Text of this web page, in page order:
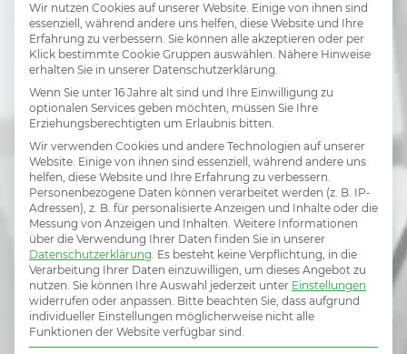
Kein
passender
Job dabei?
Hier initiativ bewerben und damit Teil des MiV
Talent Netzwerks werden.
Wir nutzen Cookies auf unserer Website. Einige von ihnen sind
essenziell, während andere uns helfen, diese Website und Ihre
Erfahrung zu verbessern. Sie können alle akzeptieren oder per
Klick bestimmte Cookie Gruppen auswählen. Nähere Hinweise
erhalten Sie in unserer Datenschutzerklärung.
Wenn Sie unter 16 Jahre alt sind und Ihre Einwilligung zu
optionalen Services geben möchten, müssen Sie Ihre
Erziehungsberechtigten um Erlaubnis bitten.
Wir verwenden Cookies und andere Technologien auf unserer
Website. Einige von ihnen sind essenziell, während andere uns
helfen, diese Website und Ihre Erfahrung zu verbessern.
Personenbezogene Daten können verarbeitet werden (z. B. IP-
Adressen), z. B. für personalisierte Anzeigen und Inhalte oder die
Messung von Anzeigen und Inhalten. Weitere Informationen
über die Verwendung Ihrer Daten finden Sie in unserer
Datenschutzerklärung. Es besteht keine Verpflichtung, in die
Verarbeitung Ihrer Daten einzuwilligen, um dieses Angebot zu
nutzen. Sie können Ihre Auswahl jederzeit unter Einstellungen
widerrufen oder anpassen. Bitte beachten Sie, dass aufgrund
individueller Einstellungen möglicherweise nicht alle
Funktionen der Website verfügbar sind.